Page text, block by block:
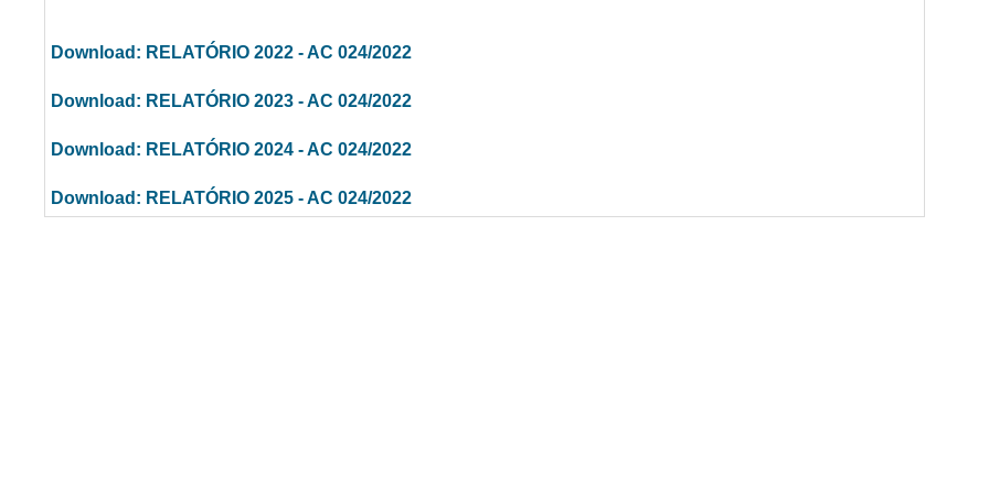
Download: RELATÓRIO 2022 - AC 024/2022
Download: RELATÓRIO 2023 - AC 024/2022
Download: RELATÓRIO 2024 - AC 024/2022
Download: RELATÓRIO 2025 - AC 024/2022